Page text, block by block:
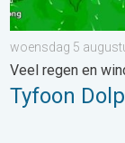
woensdag 5
Veel regen en
Tyfoon